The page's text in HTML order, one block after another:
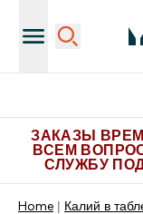
ЗАКАЗЫ
ВСЕМ
СЛУЖБУ
Home Калий в